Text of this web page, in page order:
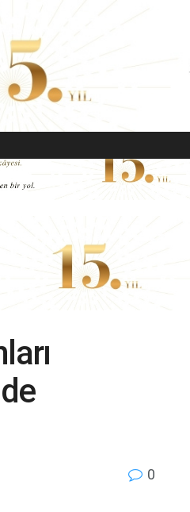
YAŞAM SANAT
0